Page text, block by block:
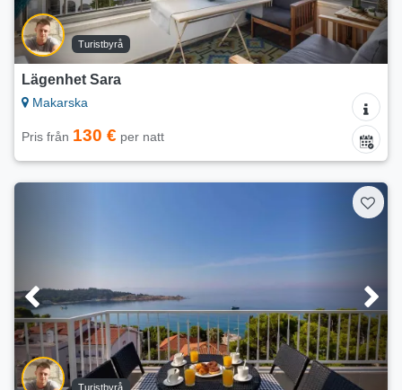
Turistbyrå
Lägenhet Sara
Makarska
Pris från 130 € per natt
Turistbyrå